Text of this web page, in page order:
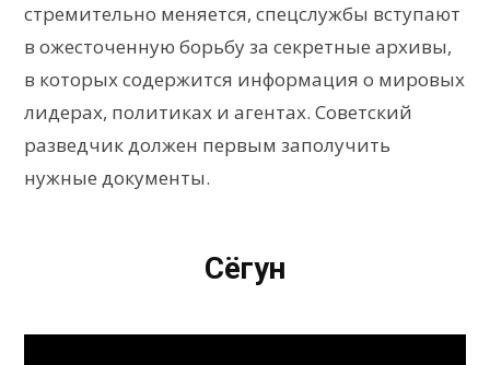
стремительно меняется, спецслужбы вступают
в ожесточенную борьбу за секретные архивы,
в которых содержится информация о мировых
лидерах, политиках и агентах. Советский
разведчик должен первым заполучить
нужные документы.
Сёгун